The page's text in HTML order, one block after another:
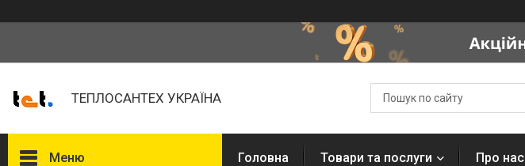
ТЕПЛОСАНТЕХ УКРАЇНА
Меню Головна Товари та послуги Про нас